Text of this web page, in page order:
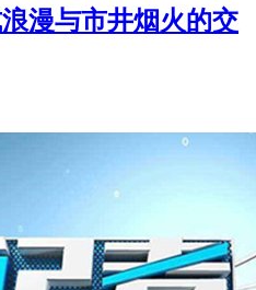
漫与市井烟火的交